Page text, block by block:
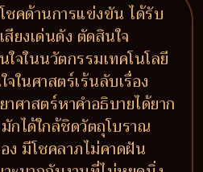
คด้านการแข่งขัน ได้รับ
ยงเด่นดัง ตัดสินใจ
ใจในนวัตกรรมเทคโนโลยี
ในศาสตร์เร้นลับเรื่อง
ศาสตร์หาคำอธิบายได้ยาก
ได้ใกล้ชิดวัตถุโบราณ
ง มีโชคลาภไม่คาดฝัน